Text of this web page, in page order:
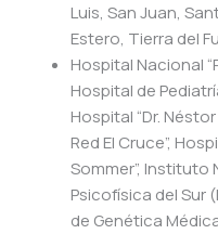
Luis, San Juan,
Estero, Tierra del
Hospital Nacional
Hospital de
Hospital “Dr.
Red El Cruce”,
Sommer”, Instituto
Psicofísica del Sur
de Genética